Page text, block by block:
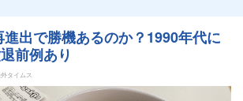
出で勝機あるのか？1990年代に
前例あり
タイムス